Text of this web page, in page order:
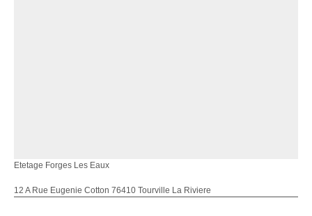
Etetage Forges Les Eaux
12 A Rue Eugenie Cotton 76410 Tourville La Riviere